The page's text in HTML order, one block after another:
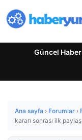
Güncel
Ana sayfa › Forumlar ›
kararı sonrası ilk